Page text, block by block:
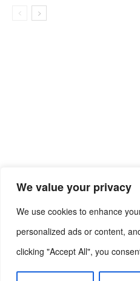
We value your privacy
We use cookies to enhance
personalized ads or content,
clicking "Accept All", you